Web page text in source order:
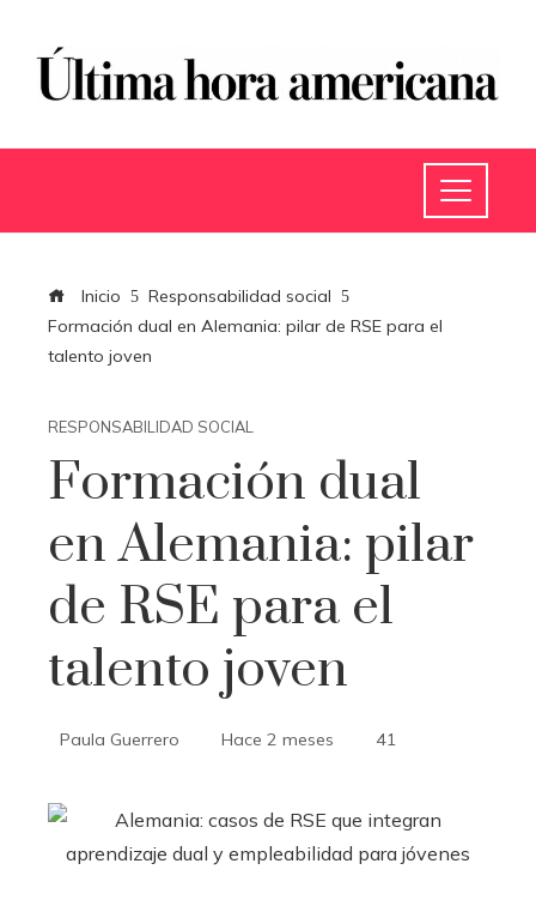
Inicio
Responsabilidad social
Formación dual en Alemania: pilar de RSE para el
talento joven
RESPONSABILIDAD SOCIAL
Formación dual
en Alemania: pilar
de RSE para el
talento joven
Paula Guerrero Hace 2 meses 41